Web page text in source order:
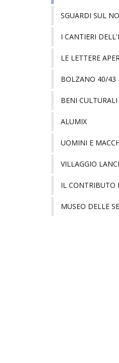
SGUARDI SUL
I CANTIERI
LE LETTERE
BOLZANO 40/43
BENI CULTURALI
ALUMIX
UOMINI E
VILLAGGIO
IL CONTRIBUTO
MUSEO DELLE